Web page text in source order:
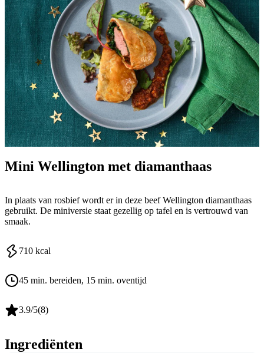
Mini Wellington met diamanthaas
In plaats van rosbief wordt er in deze beef Wellington diamanthaas
gebruikt. De miniversie staat gezellig op tafel en is vertrouwd van
smaak.
710 kcal
45 min. bereiden, 15 min. oventijd
3.9/5(8)
Ingrediënten